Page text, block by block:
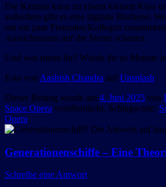
Die Kantine kann zu einem kleinen Kino
außerdem gibt es eine digitale Bücherei.
mit ein paar Freunden/Kollegen
Aussichtsraum auf die Sterne schauen.
Und was meint ihr? Würde ihr so Monate
Foto von Aashish Chandra auf Unsplash
Dieser Beitrag wurde am 4. Juni 2025 von
Space Opera veröffentlicht. Schlagworte:
Opera.
Generationenschiffe – Eine
Schreibe eine Antwort